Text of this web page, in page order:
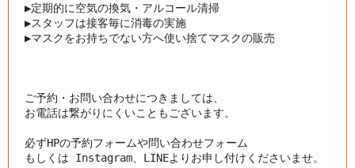
▶︎定期的に空気の換気・アルコール清掃
▶︎スタッフは接客毎に消毒の実施
▶︎マスクをお持ちでない方へ使い捨てマスクの販売
ご予約・お問い合わせにつきましては、
お電話は繋がりにくいこともございます。
必ずHPの予約フォームや問い合わせフォーム
もしくは Instagram、LINEよりお申し付けくださいませ。